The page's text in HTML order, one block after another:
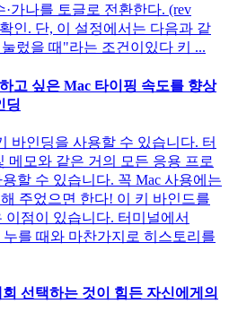
가나를 토글로 전환한다. (rev
인. 단, 이 설정에서는 다음과 같
렀을 때"라는 조건이있다 키 ...
고 싶은 Mac 타이핑 속도를 향상
딩
바인딩을 사용할 수 있습니다. 터
메모와 같은 거의 모든 응용 프로
할 수 있습니다. 꼭 Mac 사용에는
주었으면 한다! 이 키 바인드를
점이 있습니다. 터미널에서
를 때와 마찬가지로 히스토리를
선택하는 것이 힘든 자신에게의